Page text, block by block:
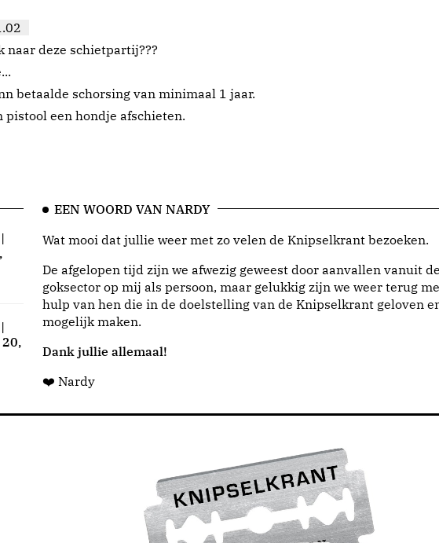
naar deze schietpartij???
betaalde schorsing van minimaal 1 jaar.
pistool een hondje afschieten.
EEN WOORD VAN NARDY
Wat mooi dat jullie weer met zo velen de Knipselkrant bezoeken.
De afgelopen tijd zijn we afwezig geweest door aanvallen vanuit de
goksector op mij als persoon, maar gelukkig zijn we weer terug
hulp van hen die in de doelstelling van de Knipselkrant geloven
mogelijk maken.
Dank jullie allemaal!
❤️ Nardy